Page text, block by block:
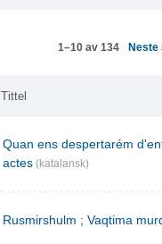
1–10 av 134 Neste
Tittel
Quan ens despertarém
actes (katalansk)
Rusmirshulm ; Vaqtima